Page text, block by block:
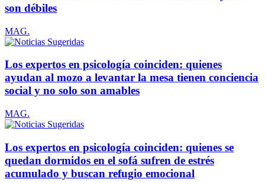
son débiles
MAG.
Los expertos en psicología coinciden: quienes
ayudan al mozo a levantar la mesa tienen conciencia
social y no solo son amables
MAG.
Los expertos en psicología coinciden: quienes se
quedan dormidos en el sofá sufren de estrés
acumulado y buscan refugio emocional